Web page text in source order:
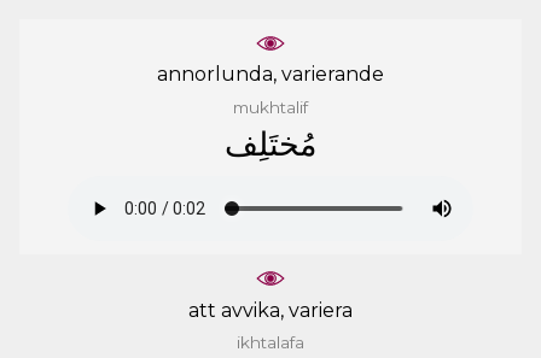
annorlunda, varierande
mukhtalif
ﻣُﺨﺘَﻠِﻒ
att avvika, variera
ikhtalafa